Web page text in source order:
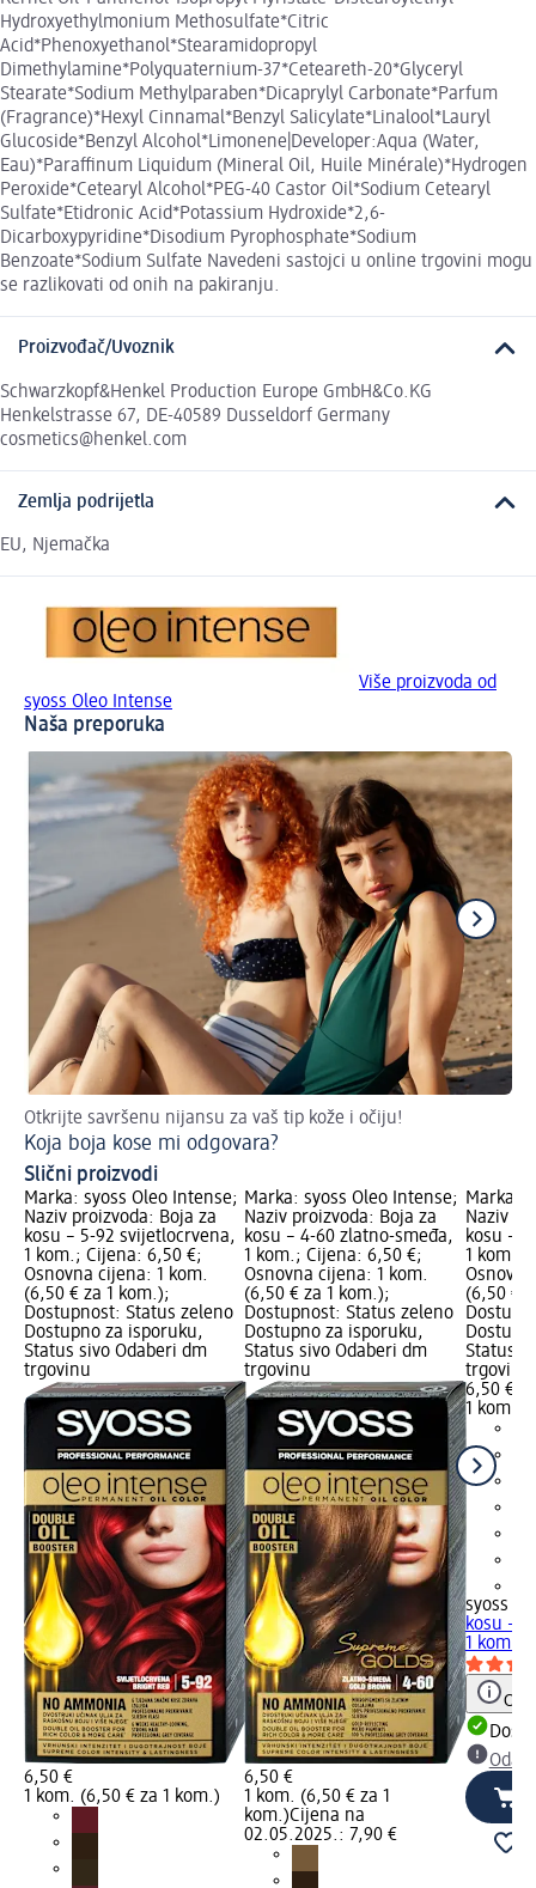
Hydroxyethylmonium Methosulfate*Citric
Acid*Phenoxyethanol*Stearamidopropyl
Dimethylamine*Polyquaternium-37*Ceteareth-20*Glyceryl
Stearate*Sodium Methylparaben*Dicaprylyl Carbonate*Parfum
(Fragrance)*Hexyl Cinnamal*Benzyl Salicylate*Linalool*Lauryl
Glucoside*Benzyl Alcohol*Limonene|Developer:Aqua (Water,
Eau)*Paraffinum Liquidum (Mineral Oil, Huile Minérale)*Hydrogen
Peroxide*Cetearyl Alcohol*PEG-40 Castor Oil*Sodium Cetearyl
Sulfate*Etidronic Acid*Potassium Hydroxide*2,6-
Dicarboxypyridine*Disodium Pyrophosphate*Sodium
Benzoate*Sodium Sulfate Navedeni sastojci u online trgovini mogu
se razlikovati od onih na pakiranju.
Proizvođač/Uvoznik
Schwarzkopf&Henkel Production Europe GmbH&Co.KG
Henkelstrasse 67, DE-40589 Dusseldorf Germany
cosmetics@henkel.com
Zemlja podrijetla
EU, Njemačka
Više proizvoda od
syoss Oleo Intense
Naša preporuka
Otkrijte savršenu nijansu za vaš tip kože i očiju!
Koja boja kose mi odgovara?
Slični proizvodi
Marka: syoss Oleo Intense;
Naziv proizvoda: Boja za
kosu – 5-92 svijetlocrvena,
1 kom.; Cijena: 6,50 €;
Osnovna cijena: 1 kom.
(6,50 € za 1 kom.);
Dostupnost: Status zeleno
Dostupno za isporuku,
Status sivo Odaberi dm
trgovinu
6,50 €
1 kom. (6,50 € za 1 kom.)
Marka: syoss Oleo Intense;
Naziv proizvoda: Boja za
kosu – 4-60 zlatno-smeđa,
1 kom.; Cijena: 6,50 €;
Osnovna cijena: 1 kom.
(6,50 € za 1 kom.);
Dostupnost: Status zeleno
Dostupno za isporuku,
Status sivo Odaberi dm
trgovinu
6,50 €
1 kom. (6,50 € za 1
kom.)Cijena na
02.05.2025.: 7,90 €
Marka:
Naziv
kosu –
1 kom.;
(6,50 €
Status
trgovinu
6,50 €
1 kom.
syoss
kosu –
1 kom.